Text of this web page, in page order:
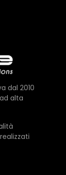
dal 2010
alta